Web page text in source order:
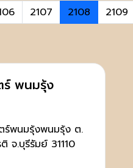
2107 2108 2109
ร์ พนมรุ้ง
ร์พนมรุ้งพนมรุ้ง ต.
จ.บุรีรัมย์ 31110